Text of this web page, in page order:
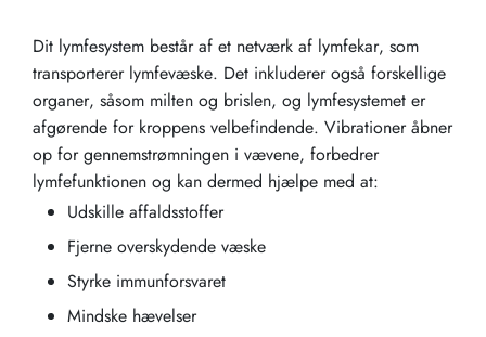
Dit lymfesystem består af et netværk af lymfekar, som
transporterer lymfevæske. Det inkluderer også forskellige
organer, såsom milten og brislen, og lymfesystemet er
afgørende for kroppens velbefindende. Vibrationer åbner
op for gennemstrømningen i vævene, forbedrer
lymfefunktionen og kan dermed hjælpe med at:
Udskille affaldsstoffer
Fjerne overskydende væske
Styrke immunforsvaret
Mindske hævelser